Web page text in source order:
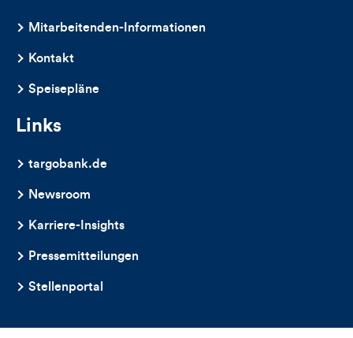
Mitarbeitenden-Informationen
Kontakt
Speisepläne
Links
targobank.de
Newsroom
Karriere-Insights
Pressemitteilungen
Stellenportal